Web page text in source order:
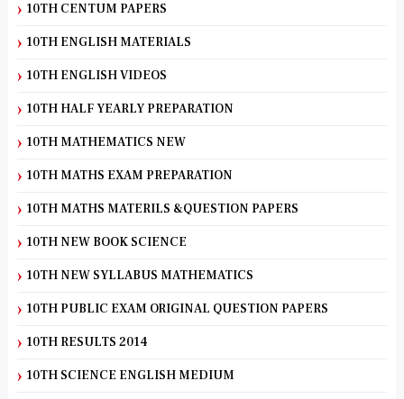
10TH CENTUM PAPERS
10TH ENGLISH MATERIALS
10TH ENGLISH VIDEOS
10TH HALF YEARLY PREPARATION
10TH MATHEMATICS NEW
10TH MATHS EXAM PREPARATION
10TH MATHS MATERILS &QUESTION PAPERS
10TH NEW BOOK SCIENCE
10TH NEW SYLLABUS MATHEMATICS
10TH PUBLIC EXAM ORIGINAL QUESTION PAPERS
10TH RESULTS 2014
10TH SCIENCE ENGLISH MEDIUM